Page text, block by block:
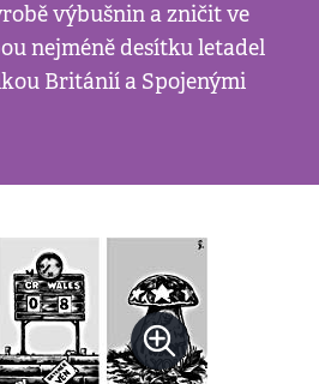
výbušnin a zničit ve
nejméně desítku letadel
Británií a Spojenými